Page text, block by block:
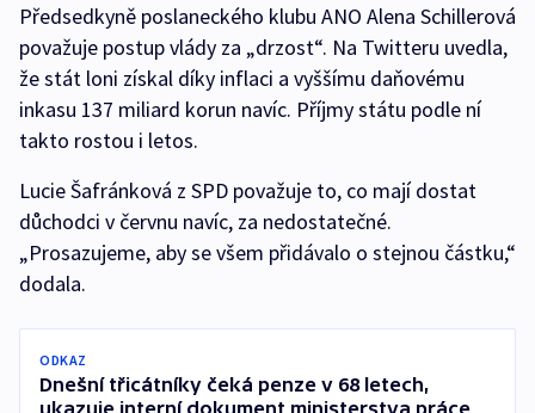
Předsedkyně poslaneckého klubu ANO Alena Schillerová
považuje postup vlády za „drzost“. Na Twitteru uvedla,
že stát loni získal díky inflaci a vyššímu daňovému
inkasu 137 miliard korun navíc. Příjmy státu podle ní
takto rostou i letos.
Lucie Šafránková z SPD považuje to, co mají dostat
důchodci v červnu navíc, za nedostatečné.
„Prosazujeme, aby se všem přidávalo o stejnou částku,“
dodala.
ODKAZ
Dnešní třicátníky čeká penze v 68 letech,
ukazuje interní dokument ministerstva práce